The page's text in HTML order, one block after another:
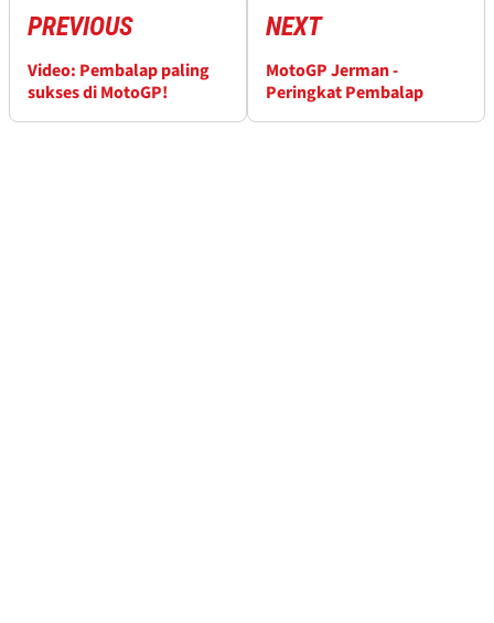
PREVIOUS
Video: Pembalap paling
sukses di MotoGP!
NEXT
MotoGP Jerman -
Peringkat Pembalap